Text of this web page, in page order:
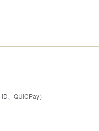
、QUICPay）